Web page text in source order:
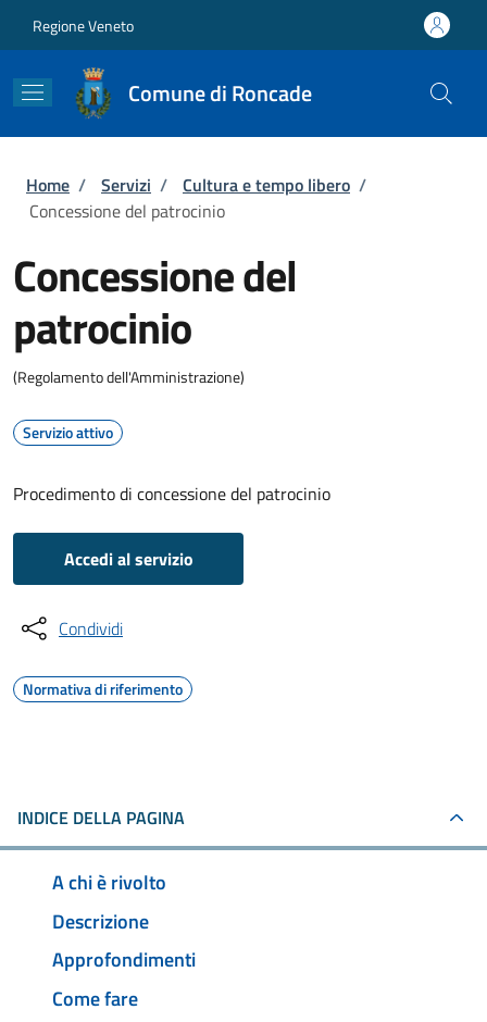
Regione Veneto
Comune di Roncade
Briciole di pane
Home / Servizi / Cultura e tempo libero /
Concessione del patrocinio
Concessione del
patrocinio
(Regolamento dell'Amministrazione)
Servizio attivo
Procedimento di concessione del patrocinio
Accedi al servizio
Condividi
Normativa di riferimento
INDICE DELLA PAGINA
A chi è rivolto
Descrizione
Approfondimenti
Come fare